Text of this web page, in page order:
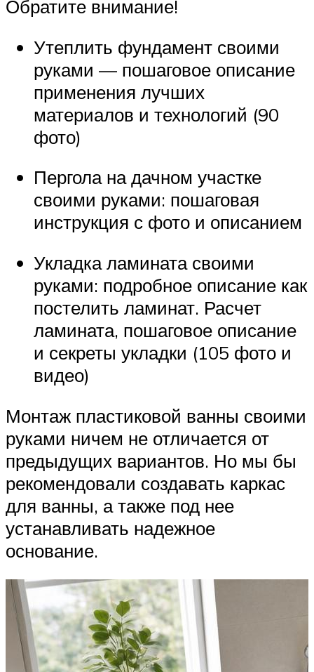
Обратите внимание!
Утеплить фундамент своими
руками — пошаговое описание
применения лучших
материалов и технологий (90
фото)
Пергола на дачном участке
своими руками: пошаговая
инструкция с фото и описанием
Укладка ламината своими
руками: подробное описание как
постелить ламинат. Расчет
ламината, пошаговое описание
и секреты укладки (105 фото и
видео)
Монтаж пластиковой ванны своими
руками ничем не отличается от
предыдущих вариантов. Но мы бы
рекомендовали создавать каркас
для ванны, а также под нее
устанавливать надежное
основание.